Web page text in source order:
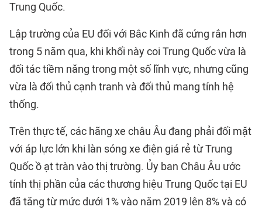
Trung Quốc.
Lập trường của EU đối với Bắc Kinh đã cứng rắn hơn
trong 5 năm qua, khi khối này coi Trung Quốc vừa là
đối tác tiềm năng trong một số lĩnh vực, nhưng cũng
vừa là đối thủ cạnh tranh và đối thủ mang tính hệ
thống.
Trên thực tế, các hãng xe châu Âu đang phải đối mặt
với áp lực lớn khi làn sóng xe điện giá rẻ từ Trung
Quốc ồ ạt tràn vào thị trường. Ủy ban Châu Âu ước
tính thị phần của các thương hiệu Trung Quốc tại EU
đã tăng từ mức dưới 1% vào năm 2019 lên 8% và có